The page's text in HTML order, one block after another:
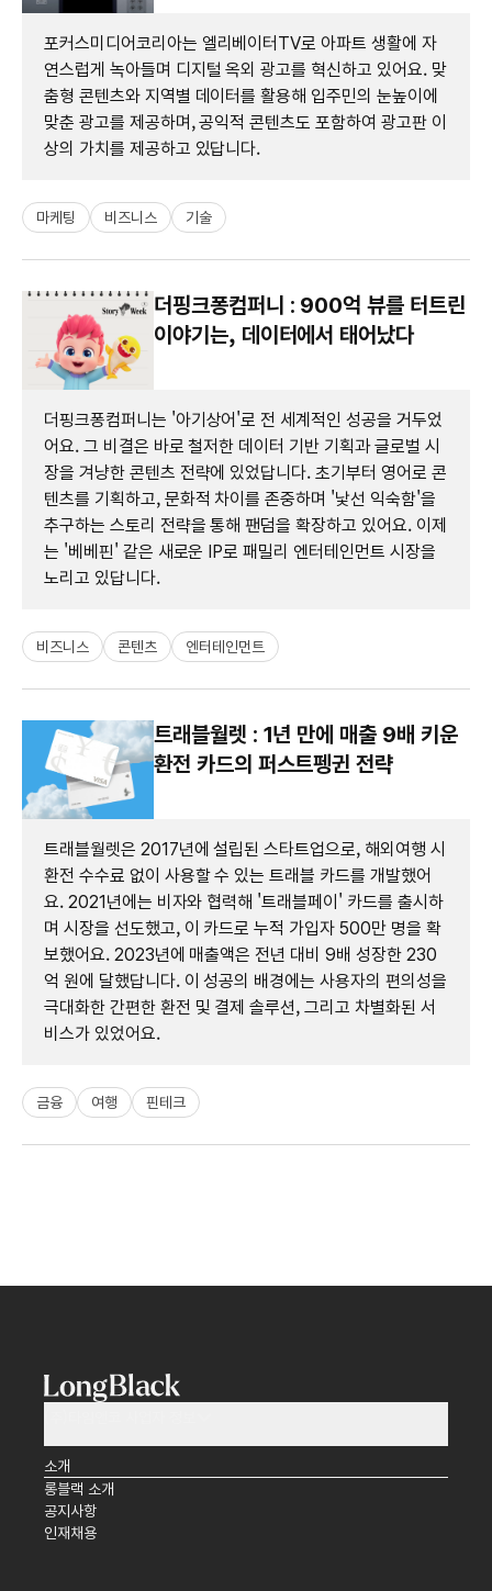
포커스미디어코리아는 엘리베이터TV로 아파트 생활에 자
연스럽게 녹아들며 디지털 옥외 광고를 혁신하고 있어요. 맞
춤형 콘텐츠와 지역별 데이터를 활용해 입주민의 눈높이에
맞춘 광고를 제공하며, 공익적 콘텐츠도 포함하여 광고판 이
상의 가치를 제공하고 있답니다.
마케팅 비즈니스 기술
더핑크퐁컴퍼니 : 900억 뷰를 터트린
이야기는, 데이터에서 태어났다
더핑크퐁컴퍼니는 '아기상어'로 전 세계적인 성공을 거두었
어요. 그 비결은 바로 철저한 데이터 기반 기획과 글로벌 시
장을 겨냥한 콘텐츠 전략에 있었답니다. 초기부터 영어로 콘
텐츠를 기획하고, 문화적 차이를 존중하며 '낯선 익숙함'을
추구하는 스토리 전략을 통해 팬덤을 확장하고 있어요. 이제
는 '베베핀' 같은 새로운 IP로 패밀리 엔터테인먼트 시장을
노리고 있답니다.
비즈니스 콘텐츠 엔터테인먼트
트래블월렛 : 1년 만에 매출 9배 키운
환전 카드의 퍼스트펭귄 전략
트래블월렛은 2017년에 설립된 스타트업으로, 해외여행 시
환전 수수료 없이 사용할 수 있는 트래블 카드를 개발했어
요. 2021년에는 비자와 협력해 '트래블페이' 카드를 출시하
며 시장을 선도했고, 이 카드로 누적 가입자 500만 명을 확
보했어요. 2023년에 매출액은 전년 대비 9배 성장한 230
억 원에 달했답니다. 이 성공의 배경에는 사용자의 편의성을
극대화한 간편한 환전 및 결제 솔루션, 그리고 차별화된 서
비스가 있었어요.
금융 여행 핀테크
소개
롱블랙 소개
공지사항
인재채용